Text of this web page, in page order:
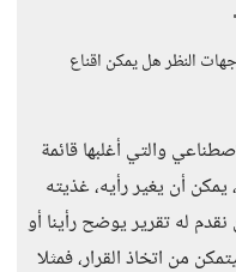
النظر هل يمكن اقناع
والتي أغلبها قائمة
أن يغير رأيه، غذيته
نقدم له تقرير يوضح رأينا أو
من اتخاذ القرار، فمثلا